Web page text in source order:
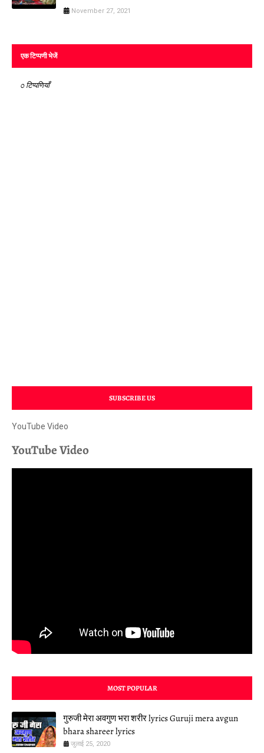
November 27, 2021
एक टिप्पणी भेजें
0 टिप्पणियाँ
SUBSCRIBE US
YouTube Video
YouTube Video
MOST POPULAR
गुरुजी मेरा अवगुण भरा शरीर lyrics Guruji mera avgun
bhara shareer lyrics
जुलाई 25, 2020